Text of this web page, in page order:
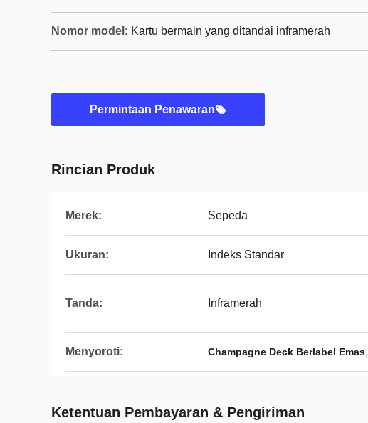
Nomor model: Kartu bermain yang ditandai inframerah
Permintaan Penawaran
Rincian Produk
Merek: Sepeda
Ukuran: Indeks Standar
Tanda: Inframerah
Menyoroti: Champagne Deck Berlabel Emas,
Ketentuan Pembayaran & Pengiriman